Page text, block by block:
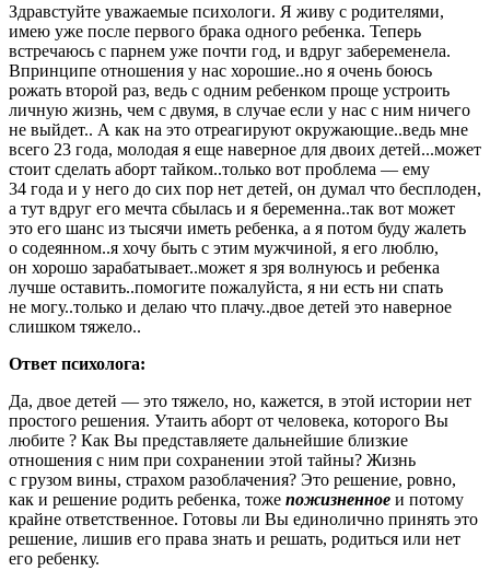
Здравстуйте уважаемые психологи. Я живу с родителями,
имею уже после первого брака одного ребенка. Теперь
встречаюсь с парнем уже почти год, и вдруг забеременела.
Впринципе отношения у нас хорошие..но я очень боюсь
рожать второй раз, ведь с одним ребенком проще устроить
личную жизнь, чем с двумя, в случае если у нас с ним ничего
не выйдет.. А как на это отреагируют окружающие..ведь мне
всего 23 года, молодая я еще наверное для двоих детей...может
стоит сделать аборт тайком..только вот проблема — ему
34 года и у него до сих пор нет детей, он думал что бесплоден,
а тут вдруг его мечта сбылась и я беременна..так вот может
это его шанс из тысячи иметь ребенка, а я потом буду жалеть
о содеянном..я хочу быть с этим мужчиной, я его люблю,
он хорошо зарабатывает..может я зря волнуюсь и ребенка
лучше оставить..помогите пожалуйста, я ни есть ни спать
не могу..только и делаю что плачу..двое детей это наверное
слишком тяжело..
Ответ психолога:
Да, двое детей — это тяжело, но, кажется, в этой истории нет
простого решения. Утаить аборт от человека, которого Вы
любите ? Как Вы представляете дальнейшие близкие
отношения с ним при сохранении этой тайны? Жизнь
с грузом вины, страхом разоблачения? Это решение, ровно,
как и решение родить ребенка, тоже пожизненное и потому
крайне ответственное. Готовы ли Вы единолично принять это
решение, лишив его права знать и решать, родиться или нет
его ребенку.